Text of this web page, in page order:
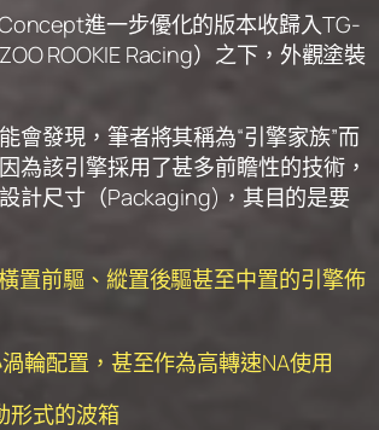
進一步優化的版本收歸入TG-
ROOKIE Racing）之下，外觀塗裝
會發現，筆者將其稱為“引擎家族”而
為該引擎採用了甚多前瞻性的技術，
計尺寸（Packaging)，其目的是要
置前驅、縱置後驅甚至中置的引擎佈
輪配置，甚至作為高轉速NA使用
形式的波箱